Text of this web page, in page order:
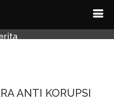
ANTI KORUPSI